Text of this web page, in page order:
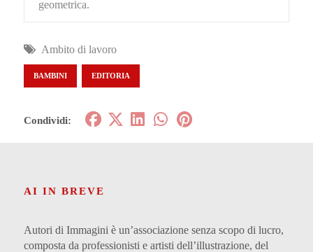
geometrica.
Ambito di lavoro
BAMBINI EDITORIA
Condividi:
AI IN BREVE
Autori di Immagini è un’associazione senza scopo di lucro,
composta da professionisti e artisti dell’illustrazione, del